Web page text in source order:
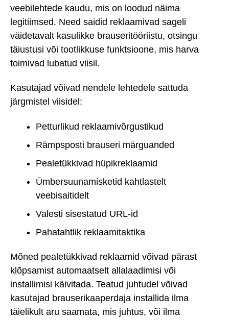
veebilehtede kaudu, mis on loodud näima
legitiimsed. Need saidid reklaamivad sageli
väidetavalt kasulikke brauseritööriistu, otsingu
täiustusi või tootlikkuse funktsioone, mis harva
toimivad lubatud viisil.
Kasutajad võivad nendele lehtedele sattuda
järgmistel viisidel:
Petturlikud reklaamivõrgustikud
Rämpsposti brauseri märguanded
Pealetükkivad hüpikreklaamid
Ümbersuunamisketid kahtlastelt
veebisaitidelt
Valesti sisestatud URL-id
Pahatahtlik reklaamitaktika
Mõned pealetükkivad reklaamid võivad pärast
klõpsamist automaatselt allalaadimisi või
installimisi käivitada. Teatud juhtudel võivad
kasutajad brauserikaaperdaja installida ilma
täielikult aru saamata, mis juhtus, või ilma